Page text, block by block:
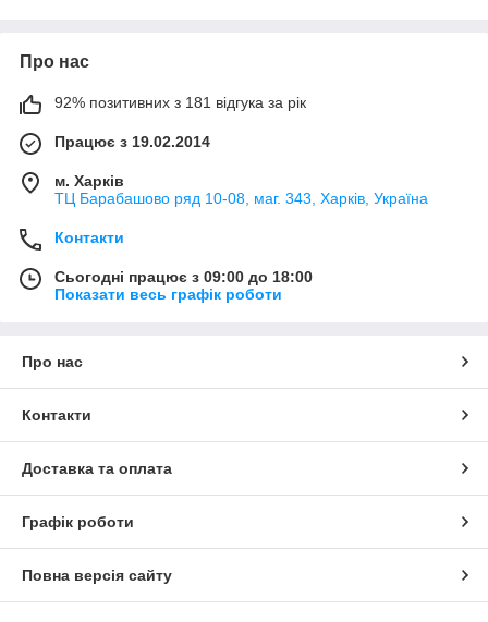
электроснабжения любой квартиры или офиса. До
недавнього часу
представлена тільки в двох кольорах: білий і кремовий. На
сьогоднішній день з появою нової серії
поповнився квітами алюміній, сталь, бронза, антрацит. З
появою нової серії лінійка
рівень. Високоякісний пластик колір натуральних матеріалів,
дозволить Вам при помірних вкладеннях обладнати свій
СеріяАсфора Плюс
світлорегуляторів для феромагнитных та електронних
трансформаторів напруги. ВибірAsfora Plus
Про нас
92% позитивних з 181 відгука за рік
Працює з 19.02.2014
м. Харків
ТЦ Барабашово ряд 10-08, маг. 343, Харків, Україна
Контакти
Сьогодні працює з 09:00 до 18:00
Показати весь графік роботи
Про нас
Контакти
Доставка та оплата
Графік роботи
Повна версія сайту